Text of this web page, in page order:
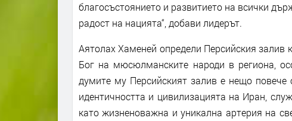
благосъстоянието и развитието на всички
радост на нацията“, добави лидерът.
Аятолах Хаменей определи Персийския
Бог на мюсюлманските народи в региона,
думите му Персийският залив е нещо
идентичността и цивилизацията на Иран,
като жизненоважна и уникална артерия на